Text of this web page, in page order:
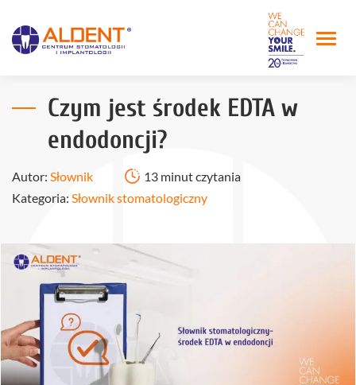
Czym jest środek EDTA w
endodoncji?
Autor: Słownik
13 minut czytania
Kategoria: Słownik stomatologiczny